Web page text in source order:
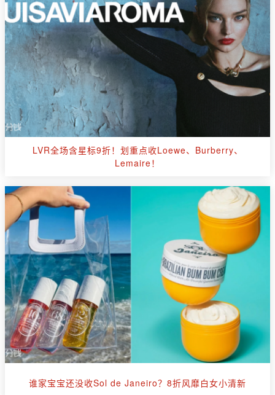
LVR全场含星标9折！划重点收Loewe、Burberry、
Lemaire！
谁家宝宝还没收Sol de Janeiro？8折风靡白女小清新